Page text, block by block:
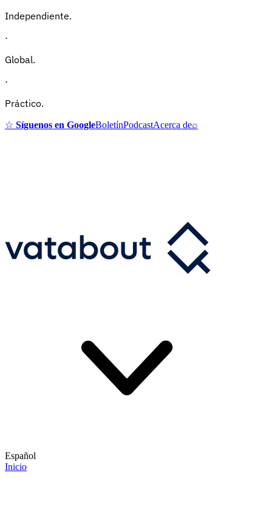
Independiente.
·
Global.
·
Práctico.
☆ Síguenos en GoogleBoletínPodcastAcerca de⌕
Español
Inicio